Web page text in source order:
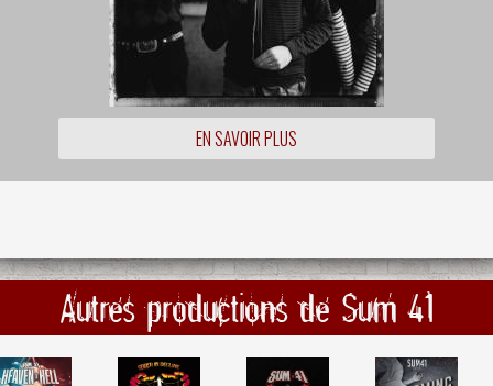
EN SAVOIR PLUS
Autres productions de Sum 41